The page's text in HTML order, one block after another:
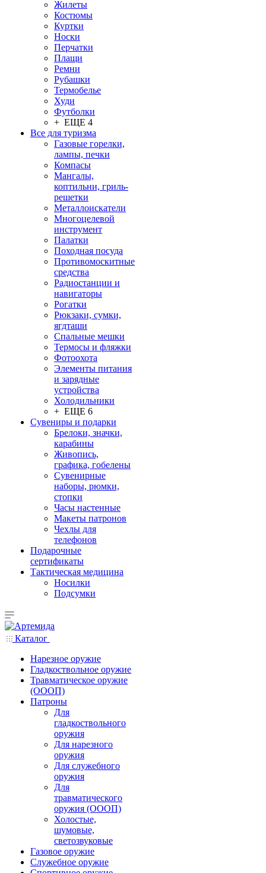
Жилеты
Костюмы
Куртки
Носки
Перчатки
Плащи
Ремни
Рубашки
Термобелье
Худи
Футболки
+ ЕЩЕ 4
Все для туризма
Газовые горелки,
лампы, печки
Компасы
Мангалы,
коптильни, гриль-
решетки
Металлоискатели
Многоцелевой
инструмент
Палатки
Походная посуда
Противомоскитные
средства
Радиостанции и
навигаторы
Рогатки
Рюкзаки, сумки,
ягдташи
Спальные мешки
Термосы и фляжки
Фотоохота
Элементы питания
и зарядные
устройства
Холодильники
+ ЕЩЕ 6
Сувениры и подарки
Брелоки, значки,
карабины
Живопись,
графика, гобелены
Сувенирные
наборы, рюмки,
стопки
Часы настенные
Макеты патронов
Чехлы для
телефонов
Подарочные
сертификаты
Тактическая медицина
Носилки
Подсумки
Каталог
Нарезное оружие
Гладкоствольное оружие
Травматическое оружие
(ОООП)
Патроны
Для
гладкоствольного
оружия
Для нарезного
оружия
Для служебного
оружия
Для
травматического
оружия (ОООП)
Холостые,
шумовые,
светозвуковые
Газовое оружие
Служебное оружие